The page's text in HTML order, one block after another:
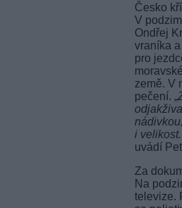
Česko
V
Ondřej
vraníka
pro
země. V
pečení. „
i
uvádí
Za
Na
televize.